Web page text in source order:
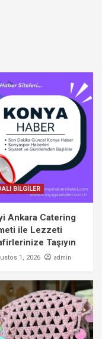
BİLGİLER
Ankara Catering
ile Lezzeti
Taşıyın
1, 2026 admin